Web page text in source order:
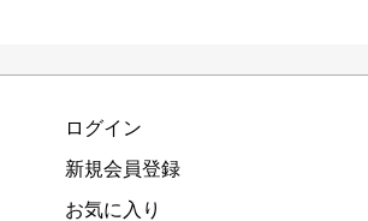
ログイン
新規会員登録
お気に入り